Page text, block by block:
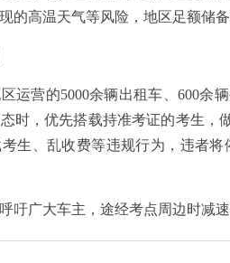
的高温天气等风险，地区足额储
营的5000余辆出租车、600余辆
时，优先搭载持准考证的考生，
生、乱收费等违规行为，违者
广大车主，途经考点周边时减速